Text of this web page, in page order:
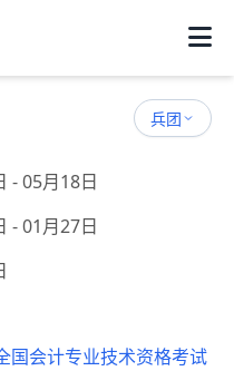
兵团
- 05月18日
- 01月27日
国会计专业技术资格考试